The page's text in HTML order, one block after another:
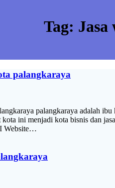
Tag:
palangkaraya
palangkaraya adalah ibu
ini menjadi kota bisnis dan
Website…